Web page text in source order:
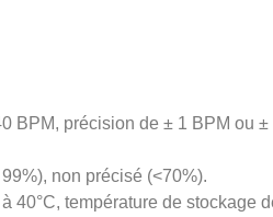
BPM, précision de ± 1 BPM ou
non précisé (<70%).
40°C, température de stockage